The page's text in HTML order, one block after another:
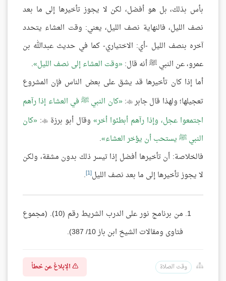
بأس بذلك، بل هو أفضل، لكن لا يجوز تأخيرها إلى ما بعد
نصف الليل، فالنهاية نصف الليل، يعني: وقت العشاء يتحدد
آخره بنصف الليل -أي: الاختياري- كما في حديث عبدالله بن
عمرو، عن النبي ﷺ أنه قال: وقت العشاء إلى نصف الليل .
أما إذا كان تأخيرها قد يشق على بعض الناس فإن المشروع
تعجيلها؛ ولهذا قال جابر
: كان النبي ﷺ في العشاء إذا رآهم
اجتمعوا عجل، وإذا رآهم أبطئوا أخر وقال أبو برزة 
: كان
النبي ﷺ يستحب أن يؤخر العشاء .
فالخلاصة: أن تأخيرها أفضل إذا تيسر ذلك بدون مشقة، ولكن
لا يجوز تأخيرها إلى ما بعد نصف الليل[1]
.
من برنامج نور على الدرب الشريط رقم (10). (مجموع
فتاوى ومقالات الشيخ ابن باز 10/ 387).
وقت الصلاة الإبلاغ عن خطأ